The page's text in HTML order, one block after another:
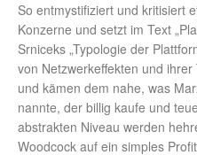
So entmystifiziert und kritisiert
Konzerne und setzt im Text
Srniceks „Typologie der
von Netzwerkeffekten und
und kämen dem nahe, was
nannte, der billig kaufe und
abstrakten Niveau werden
Woodcock auf ein simples